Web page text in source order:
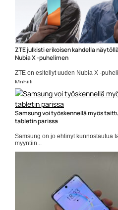
ZTE julkisti erikoisen kahdella
Nubia X -puhelimen
ZTE on esitellyt uuden Nubia X -
Mobiili
Samsung voi työskennellä myös
tabletin parissa
Samsung on jo ehtinyt kunnostautua
myyntiin...
Mobiili